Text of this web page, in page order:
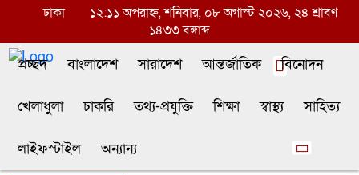
ঢাকা
১২:১১ অপরাহ্ন, শনিবার, ০৮ অগাস্ট ২০২৬, ২৪ শ্রাবণ
১৪৩৩ বঙ্গাব্দ
প্রচ্ছদ বাংলাদেশ সারাদেশ আন্তর্জাতিক বিনোদন
খেলাধুলা চাকরি তথ্য-প্রযুক্তি শিক্ষা স্বাস্থ্য সাহিত্য
লাইফস্টাইল অন্যান্য